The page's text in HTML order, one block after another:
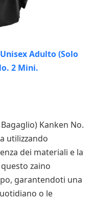
Kanken No.
utilizzando
dei materiali e la
zaino
garantendoti una
o le